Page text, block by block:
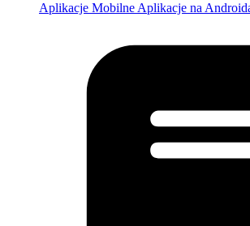
Aplikacje Mobilne Aplikacje na